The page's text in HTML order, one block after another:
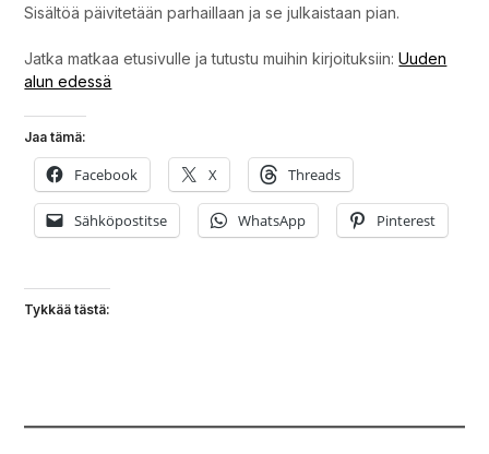
Sisältöä päivitetään parhaillaan ja se julkaistaan pian.
Jatka matkaa etusivulle ja tutustu muihin kirjoituksiin:Uuden
alun edessä
Jaa tämä:
Facebook X Threads
Sähköpostitse WhatsApp Pinterest
Tykkää tästä: